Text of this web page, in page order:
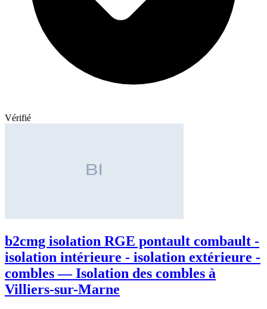
Vérifié
b2cmg isolation RGE pontault combault -
isolation intérieure - isolation extérieure -
combles — Isolation des combles à
Villiers-sur-Marne